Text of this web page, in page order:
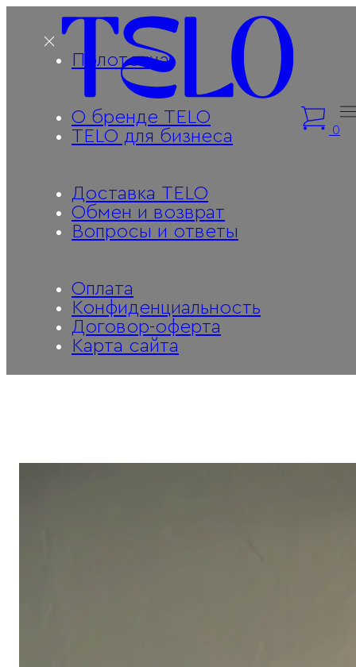
0
Полотенца
О бренде TELO
TELO для бизнеса
Доставка TELO
Обмен и возврат
Вопросы и ответы
Оплата
Конфиденциальность
Договор-оферта
Карта сайта